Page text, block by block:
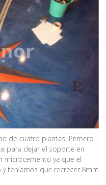
de cuatro plantas. Primero
para dejar el soporte en
microcemento ya que el
teníamos que recrecer 8mm